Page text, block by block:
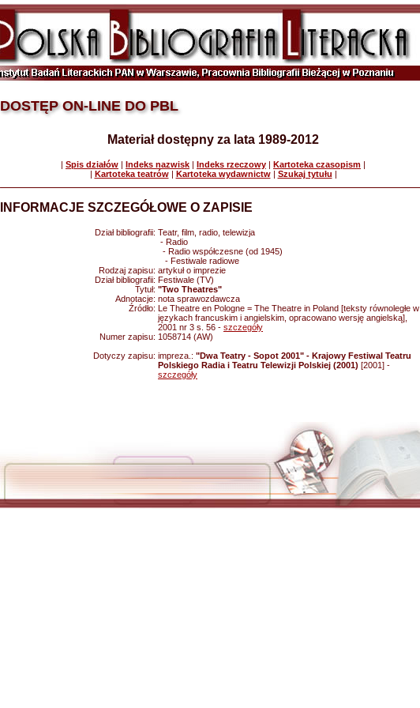
DOSTĘP ON-LINE DO PBL
Materiał dostępny za lata 1989-2012
| Spis działów | Indeks nazwisk | Indeks rzeczowy | Kartoteka czasopism |
| Kartoteka teatrów| Kartoteka wydawnictw| Szukaj tytułu |
INFORMACJE SZCZEGÓŁOWE O ZAPISIE
Dział bibliografii: Teatr, film, radio, telewizja
- Radio
- Radio współczesne (od 1945)
- Festiwale radiowe
Rodzaj zapisu: artykuł o imprezie
Dział bibliografii: Festiwale (TV)
Tytuł: "Two Theatres"
Adnotacje: nota sprawozdawcza
Źródło: Le Theatre en Pologne = The Theatre in Poland [teksty równoległe w
językach francuskim i angielskim, opracowano wersję angielską],
2001 nr 3 s. 56 - szczegóły
Numer zapisu: 1058714 (AW)
Dotyczy zapisu: impreza.: "Dwa Teatry - Sopot 2001" - Krajowy Festiwal Teatru
Polskiego Radia i Teatru Telewizji Polskiej (2001) [2001] -
szczegóły